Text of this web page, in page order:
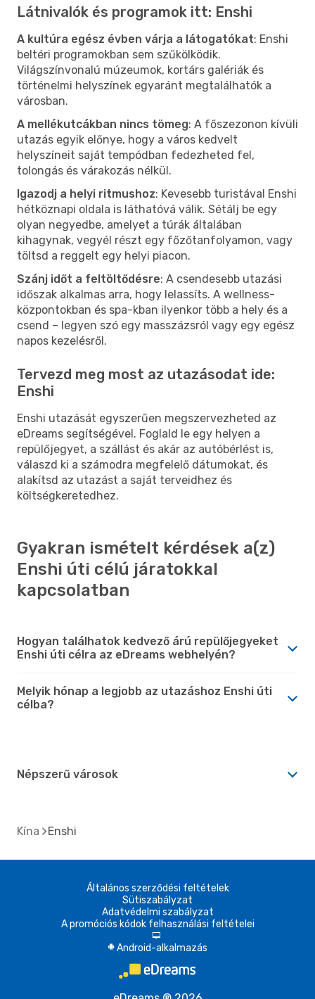
Látnivalók és programok itt: Enshi
A kultúra egész évben várja a látogatókat: Enshi
beltéri programokban sem szűkölködik.
Világszínvonalú múzeumok, kortárs galériák és
történelmi helyszínek egyaránt megtalálhatók a
városban.
A mellékutcákban nincs tömeg: A főszezonon kívüli
utazás egyik előnye, hogy a város kedvelt
helyszíneit saját tempódban fedezheted fel,
tolongás és várakozás nélkül.
Igazodj a helyi ritmushoz: Kevesebb turistával Enshi
hétköznapi oldala is láthatóvá válik. Sétálj be egy
olyan negyedbe, amelyet a túrák általában
kihagynak, vegyél részt egy főzőtanfolyamon, vagy
töltsd a reggelt egy helyi piacon.
Szánj időt a feltöltődésre: A csendesebb utazási
időszak alkalmas arra, hogy lelassíts. A wellness-
központokban és spa-kban ilyenkor több a hely és a
csend – legyen szó egy masszázsról vagy egy egész
napos kezelésről.
Tervezd meg most az utazásodat ide:
Enshi
Enshi utazását egyszerűen megszervezheted az
eDreams segítségével. Foglald le egy helyen a
repülőjegyet, a szállást és akár az autóbérlést is,
válaszd ki a számodra megfelelő dátumokat, és
alakítsd az utazást a saját terveidhez és
költségkeretedhez.
Gyakran ismételt kérdések a(z)
Enshi úti célú járatokkal
kapcsolatban
Hogyan találhatok kedvező árú repülőjegyeket
Enshi úti célra az eDreams webhelyén?
Melyik hónap a legjobb az utazáshoz Enshi úti
célba?
Népszerű városok
Kína Enshi
Általános szerződési feltételek
Sütiszabályzat
Adatvédelmi szabályzat
A promóciós kódok felhasználási feltételei
d
A Android-alkalmazás